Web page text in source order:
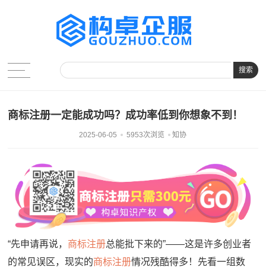
搜索
商标注册一定能成功吗？成功率低到你想象不到！
2025-06-05 5953次浏览 知协
“先申请再说， 商标注册总能批下来的”——这是许多创业者
的常见误区，现实的商标注册情况残酷得多！先看一组数